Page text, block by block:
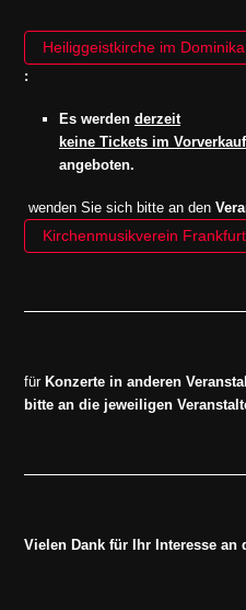
Heiliggeistkirche im
:
Es werden derzeit
keine Tickets im Vorverkauf
angeboten.
wenden Sie sich bitte an den
Kirchenmusikverein
fürKonzerte in anderen
bitte an die jeweiligen
Vielen Dank für Ihr Interesse an